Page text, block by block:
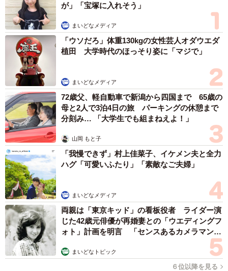
が」「宝塚に入れそう」
まいどなメディア
「ウソだろ」体重130kgの女性芸人オダウエダ
植田 大学時代のほっそり姿に「マジで」
まいどなメディア
72歳父、軽自動車で新潟から四国まで 65歳の
母と2人で3泊4日の旅 パーキングの休憩まで
分刻み… 「大学生でも組まねえよ！」
山岡 もと子
「我慢できず」村上佳菜子、イケメン夫と全力
ハグ「可愛いふたり」「素敵なご夫婦」
まいどなメディア
両親は「東京キッド」の看板役者 ライダー演
じた42歳元俳優が再婚妻との「ウエディングフ
ォト」計画を明言 「センスあるカメラマン求
まいどなトピック
６位以降を見る